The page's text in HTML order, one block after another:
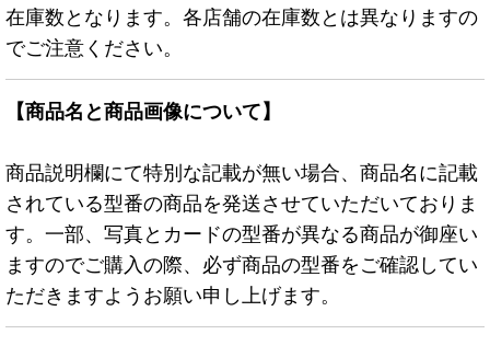
在庫数となります。各店舗の在庫数とは異なりますの
でご注意ください。
【商品名と商品画像について】
商品説明欄にて特別な記載が無い場合、商品名に記載
されている型番の商品を発送させていただいておりま
す。一部、写真とカードの型番が異なる商品が御座い
ますのでご購入の際、必ず商品の型番をご確認してい
ただきますようお願い申し上げます。